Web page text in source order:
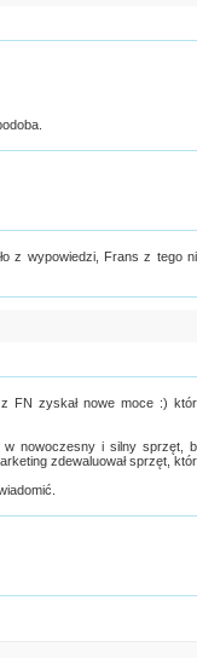
z wypowiedzi, Frans z tego
FN zyskał nowe moce :)
w nowoczesny i silny sprzęt,
zdewaluował sprzęt,